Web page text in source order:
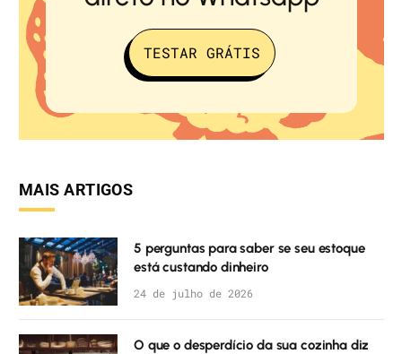
TESTAR GRÁTIS
MAIS ARTIGOS
5 perguntas para saber se seu estoque
está custando dinheiro
24 de julho de 2026
O que o desperdício da sua cozinha diz